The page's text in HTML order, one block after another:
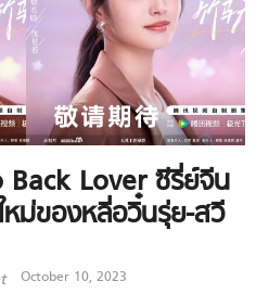
Back Lover ซีรี่ย์จีน
หม่ของหลี่อวิ๋นรุ่ย-สวี
October 10, 2023